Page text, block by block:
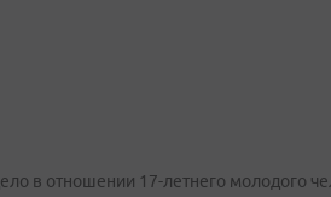
в отношении 17-летнего молодого